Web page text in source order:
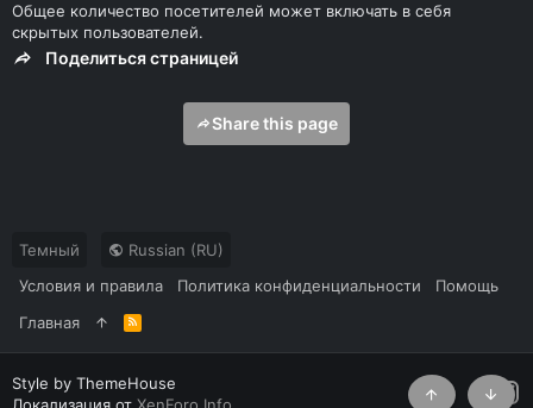
Общее количество посетителей может включать в себя
скрытых пользователей.
Поделиться страницей
Share this page
Темный
Russian (RU)
Условия и правила
Политика конфиденциальности
Помощь
Главная
R
S
S
Style by ThemeHouse
Локализация от XenForo.Info